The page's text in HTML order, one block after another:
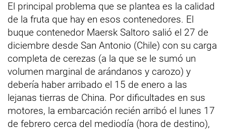
El principal problema que se plantea es la calidad
de la fruta que hay en esos contenedores. El
buque contenedor Maersk Saltoro salió el 27 de
diciembre desde San Antonio (Chile) con su carga
completa de cerezas (a la que se le sumó un
volumen marginal de arándanos y carozo) y
debería haber arribado el 15 de enero a las
lejanas tierras de China. Por dificultades en sus
motores, la embarcación recién arribó el lunes 17
de febrero cerca del mediodía (hora de destino),